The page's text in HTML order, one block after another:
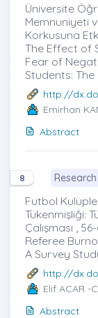
Üniversite
Memnuniyeti
Korkusuna
The Effect of
Fear of
Students:
http://
Emirhan
Abstract
8
Futbol
Tükenmişliği:
Çalışması ,
Referee
A Survey
http://
Elif ACAR -
Abstract